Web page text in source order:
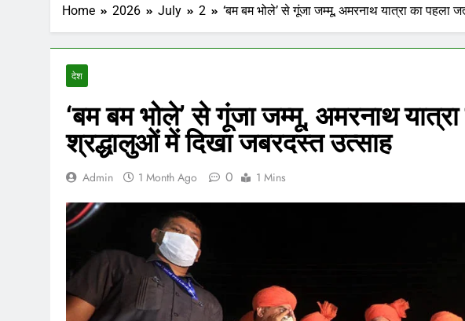
Home 2026 July 2 ‘बम बम भोले’ से गूंजा जम्मू, अमरनाथ यात्रा का पहला
देश
‘बम बम भोले’ से गूंजा जम्मू, अमरनाथ यात्रा
श्रद्धालुओं में दिखा जबरदस्त उत्साह
Admin 1 Month Ago 0 1 Mins